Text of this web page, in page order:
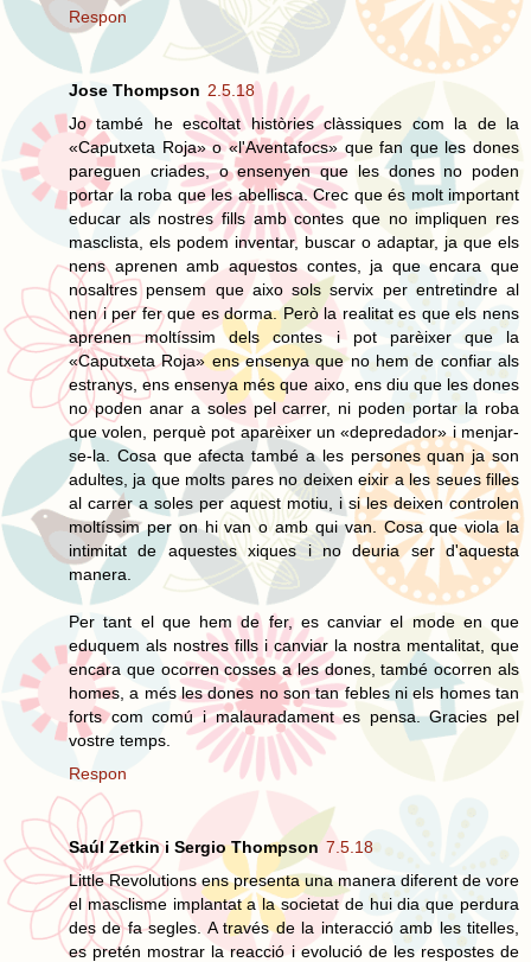
Respon
Jose Thompson 2.5.18
Jo també he escoltat històries clàssiques com la de la
«Caputxeta Roja» o «l'Aventafocs» que fan que les dones
pareguen criades, o ensenyen que les dones no poden
portar la roba que les abellisca. Crec que és molt important
educar als nostres fills amb contes que no impliquen res
masclista, els podem inventar, buscar o adaptar, ja que els
nens aprenen amb aquestos contes, ja que encara que
nosaltres pensem que aixo sols servix per entretindre al
nen i per fer que es dorma. Però la realitat es que els nens
aprenen moltíssim dels contes i pot parèixer que la
«Caputxeta Roja» ens ensenya que no hem de confiar als
estranys, ens ensenya més que aixo, ens diu que les dones
no poden anar a soles pel carrer, ni poden portar la roba
que volen, perquè pot aparèixer un «depredador» i menjar-
se-la. Cosa que afecta també a les persones quan ja son
adultes, ja que molts pares no deixen eixir a les seues filles
al carrer a soles per aquest motiu, i si les deixen controlen
moltíssim per on hi van o amb qui van. Cosa que viola la
intimitat de aquestes xiques i no deuria ser d'aquesta
manera.
Per tant el que hem de fer, es canviar el mode en que
eduquem als nostres fills i canviar la nostra mentalitat, que
encara que ocorren cosses a les dones, també ocorren als
homes, a més les dones no son tan febles ni els homes tan
forts com comú i malauradament es pensa. Gracies pel
vostre temps.
Respon
Saúl Zetkin i Sergio Thompson 7.5.18
Little Revolutions ens presenta una manera diferent de vore
el masclisme implantat a la societat de hui dia que perdura
des de fa segles. A través de la interacció amb les titelles,
es pretén mostrar la reacció i evolució de les respostes de